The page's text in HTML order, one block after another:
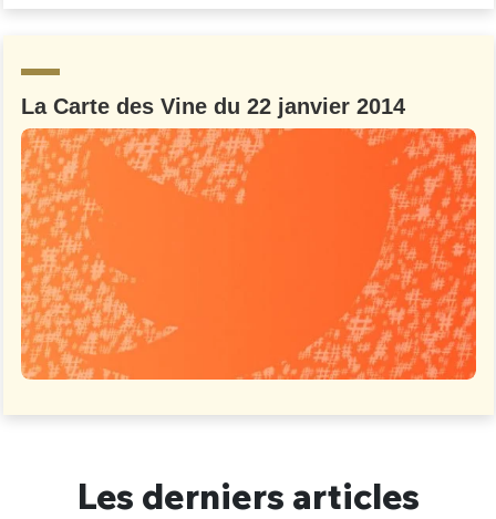
La Carte des Vine du 22 janvier 2014
Les derniers articles